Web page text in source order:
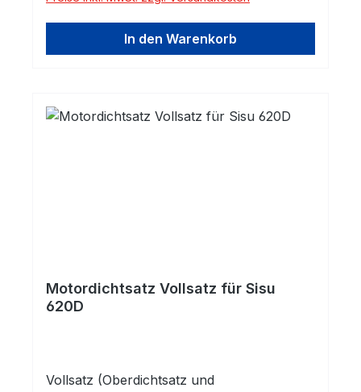
In den Warenkorb
Motordichtsatz Vollsatz für Sisu
620D
Vollsatz (Oberdichtsatz und